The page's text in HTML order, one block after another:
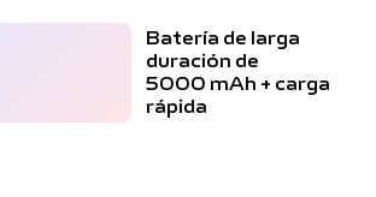
Batería de larga
duración de
5000 mAh + carga
rápida